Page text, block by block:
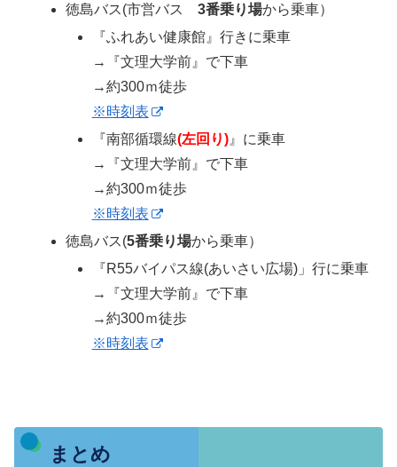
徳島バス(市営バス3番乗り場から乗車）
『ふれあい健康館』行きに乗車
→『文理大学前』で下車
→約300ｍ徒歩
※時刻表
『南部循環線(左回り)』に乗車
→『文理大学前』で下車
→約300ｍ徒歩
※時刻表
徳島バス(5番乗り場から乗車）
『R55バイパス線(あいさい広場)」行に乗車
→『文理大学前』で下車
→約300ｍ徒歩
※時刻表
まとめ